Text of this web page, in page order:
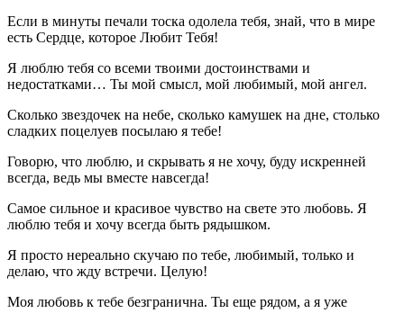
Если в минуты печали тоска одолела тебя, знай, что в мире
есть Сердце, которое Любит Тебя!
Я люблю тебя со всеми твоими достоинствами и
недостатками… Ты мой смысл, мой любимый, мой ангел.
Сколько звездочек на небе, сколько камушек на дне, столько
сладких поцелуев посылаю я тебе!
Говорю, что люблю, и скрывать я не хочу, буду искренней
всегда, ведь мы вместе навсегда!
Самое сильное и красивое чувство на свете это любовь. Я
люблю тебя и хочу всегда быть рядышком.
Я просто нереально скучаю по тебе, любимый, только и
делаю, что жду встречи. Целую!
Моя любовь к тебе безгранична. Ты еще рядом, а я уже